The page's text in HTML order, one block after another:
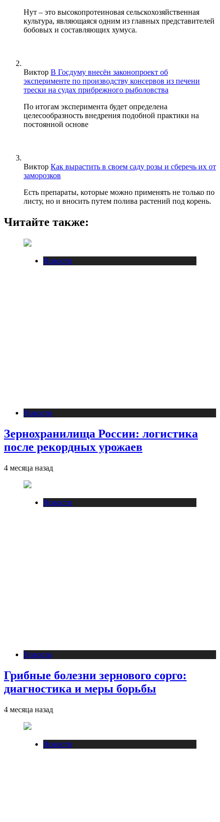
Нут – это высокопротеиновая сельскохозяйственная
культура, являющаяся одним из главных представителей
бобовых и составляющих хумуса.
Виктор В Госдуму внесён законопроект об
эксперименте по производству консервов из печени
трески на судах прибрежного рыболовства
По итогам эксперимента будет определена
целесообразность внедрения подобной практики на
постоянной основе
Виктор Как вырастить в своем саду розы и сберечь их от
заморозков
Есть препараты, которые можно применять не только по
листу, но и вносить путем полива растений под корень.
Читайте также:
Новости
Новости
Зернохранилища России: логистика
после рекордных урожаев
4 месяца назад
Новости
Новости
Грибные болезни зернового сорго:
диагностика и меры борьбы
4 месяца назад
Новости